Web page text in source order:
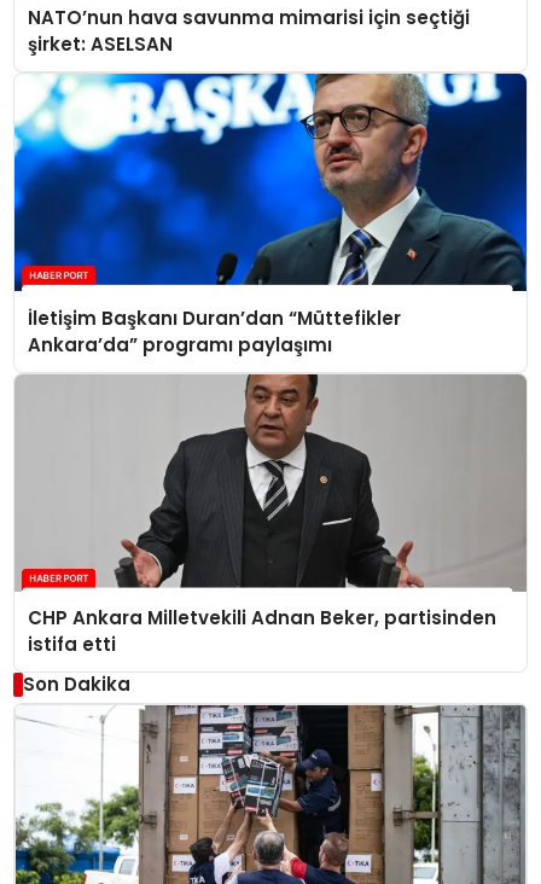
NATO’nun hava savunma mimarisi için seçtiği
şirket: ASELSAN
İletişim Başkanı Duran’dan “Müttefikler
Ankara’da” programı paylaşımı
CHP Ankara Milletvekili Adnan Beker, partisinden
istifa etti
Son Dakika